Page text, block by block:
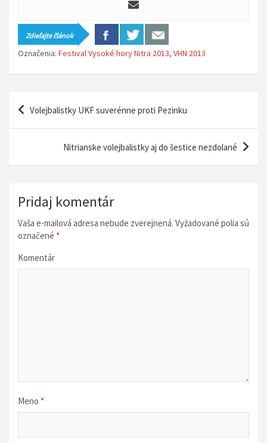
Zdieľajte článok
Označenia: Festival Vysoké hory Nitra 2013, VHN 2013
Volejbalistky UKF suverénne proti Pezinku
Nitrianske volejbalistky aj do šestice nezdolané
Pridaj komentár
Vaša e-mailová adresa nebude zverejnená. Vyžadované polia sú
označené *
Komentár
Meno *